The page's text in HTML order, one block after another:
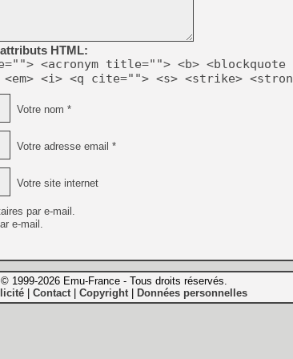
HTML:
<acronym title=""> <b> <blockquote
<i> <q cite=""> <s> <strike>
Votre nom *
Votre adresse email *
Votre site internet
par e-mail.
e-mail.
© 1999-2026 Emu-France - Tous droits réservés.
Contact| Copyright| Données personnelles